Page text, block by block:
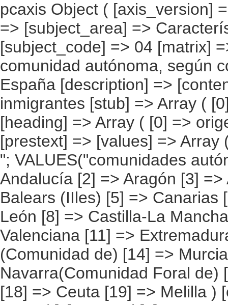
pcaxis Object ( [axis_version] => [creation_date] => 20080709 [note] => [subject_area] => Características de los inmigrantes [subject_code] => 04 [matrix] => 04012 [title] => Inmigrantes por comunidad autónoma, según continente de origen de la migración a España [description] => [contents] => Inmigrantes [units] => inmigrantes [stub] => Array ( [0] => comunidades autónomas ) [heading] => Array ( [0] => origen de la migración a España ) [prestext] => [values] => Array ( [:www.ine.es tel: " "+34 91 5839100 "; VALUES("comunidades autónomas] => Array ( [0] => Total [1] => Andalucía [2] => Aragón [3] => Asturias (Principado de) [4] => Balears (IIles) [5] => Canarias [6] => Cantabria [7] => Castilla y León [8] => Castilla-La Mancha [9] => Catalunya [10] => Comunitat Valenciana [11] => Extremadura [12] => Galicia [13] => Madrid (Comunidad de) [14] => Murcia(Región de) [15] => Navarra(Comunidad Foral de) [16] => País Vasco [17] => Rioja (La) [18] => Ceuta [19] => Melilla ) [origen de la migración a España] => Array ( [0] => Total [1] => Su país de nacimiento [2] => Países de Europa [3] => Países de África [4] => Países de América [5] => Países de Asia y Oceanía [6] => Desconocido ) ) [codes] => Array ( [comunidades autónomas] => "CA00","CA01","CA02","CA03","CA04","CA05", "CA06","CA07","CA08","CA09","CA10","CA11","CA12","CA13","CA14","CA15", "CA16","CA17","CA18","CA19" ) [map] => Array ( [comunidades autónomas] => "spain_regions_img_ind" ) [decimals] => 0 [showdecimals] => 0 [source] => Instituto Nacional de Estadística [contact] => INE Difusión. Internet: www.ine.es/infoine [copyright] => YES [infofile] => [data]